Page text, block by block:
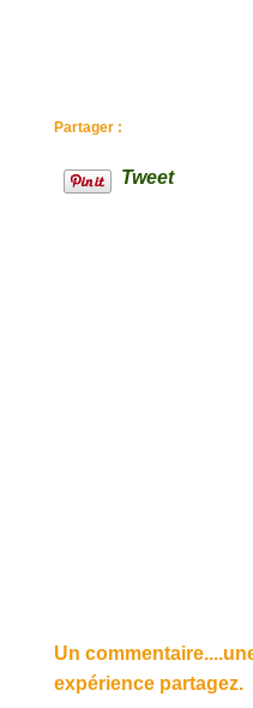
Partager :
Tweet
Un
expérience partagez.